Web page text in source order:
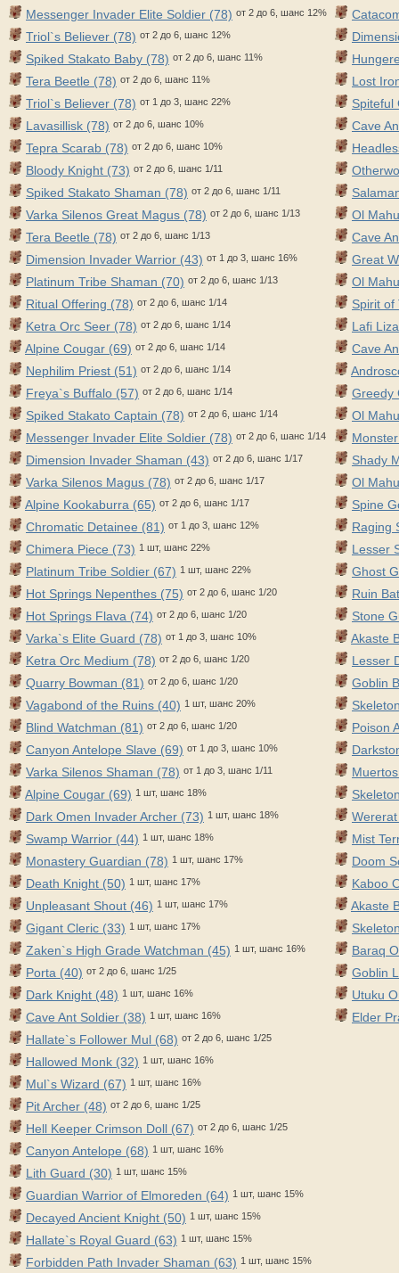
Messenger Invader Elite Soldier (78) от 2 до 6, шанс 12%
Triol`s Believer (78) от 2 до 6, шанс 12%
Spiked Stakato Baby (78) от 2 до 6, шанс 11%
Tera Beetle (78) от 2 до 6, шанс 11%
Triol`s Believer (78) от 1 до 3, шанс 22%
Lavasillisk (78) от 2 до 6, шанс 10%
Tepra Scarab (78) от 2 до 6, шанс 10%
Bloody Knight (73) от 2 до 6, шанс 1/11
Spiked Stakato Shaman (78) от 2 до 6, шанс 1/11
Varka Silenos Great Magus (78) от 2 до 6, шанс 1/13
Tera Beetle (78) от 2 до 6, шанс 1/13
Dimension Invader Warrior (43) от 1 до 3, шанс 16%
Platinum Tribe Shaman (70) от 2 до 6, шанс 1/13
Ritual Offering (78) от 2 до 6, шанс 1/14
Ketra Orc Seer (78) от 2 до 6, шанс 1/14
Alpine Cougar (69) от 2 до 6, шанс 1/14
Nephilim Priest (51) от 2 до 6, шанс 1/14
Freya`s Buffalo (57) от 2 до 6, шанс 1/14
Spiked Stakato Captain (78) от 2 до 6, шанс 1/14
Messenger Invader Elite Soldier (78) от 2 до 6, шанс 1/14
Dimension Invader Shaman (43) от 2 до 6, шанс 1/17
Varka Silenos Magus (78) от 2 до 6, шанс 1/17
Alpine Kookaburra (65) от 2 до 6, шанс 1/17
Chromatic Detainee (81) от 1 до 3, шанс 12%
Chimera Piece (73) 1 шт, шанс 22%
Platinum Tribe Soldier (67) 1 шт, шанс 22%
Hot Springs Nepenthes (75) от 2 до 6, шанс 1/20
Hot Springs Flava (74) от 2 до 6, шанс 1/20
Varka`s Elite Guard (78) от 1 до 3, шанс 10%
Ketra Orc Medium (78) от 2 до 6, шанс 1/20
Quarry Bowman (81) от 2 до 6, шанс 1/20
Vagabond of the Ruins (40) 1 шт, шанс 20%
Blind Watchman (81) от 2 до 6, шанс 1/20
Canyon Antelope Slave (69) от 1 до 3, шанс 10%
Varka Silenos Shaman (78) от 1 до 3, шанс 1/11
Alpine Cougar (69) 1 шт, шанс 18%
Dark Omen Invader Archer (73) 1 шт, шанс 18%
Swamp Warrior (44) 1 шт, шанс 18%
Monastery Guardian (78) 1 шт, шанс 17%
Death Knight (50) 1 шт, шанс 17%
Unpleasant Shout (46) 1 шт, шанс 17%
Gigant Cleric (33) 1 шт, шанс 17%
Zaken`s High Grade Watchman (45) 1 шт, шанс 16%
Porta (40) от 2 до 6, шанс 1/25
Dark Knight (48) 1 шт, шанс 16%
Cave Ant Soldier (38) 1 шт, шанс 16%
Hallate`s Follower Mul (68) от 2 до 6, шанс 1/25
Hallowed Monk (32) 1 шт, шанс 16%
Mul`s Wizard (67) 1 шт, шанс 16%
Pit Archer (48) от 2 до 6, шанс 1/25
Hell Keeper Crimson Doll (67) от 2 до 6, шанс 1/25
Canyon Antelope (68) 1 шт, шанс 16%
Lith Guard (30) 1 шт, шанс 15%
Guardian Warrior of Elmoreden (64) 1 шт, шанс 15%
Decayed Ancient Knight (50) 1 шт, шанс 15%
Hallate`s Royal Guard (63) 1 шт, шанс 15%
Forbidden Path Invader Shaman (63) 1 шт, шанс 15%
Lost
Spiteful
Cave
Ol
Cave
Great
Ol
Spirit of
Lafi
Cave
Greedy
Ol
Shady
Ol
Spine
Raging
Lesser
Ghost
Ruin
Stone
Akaste
Lesser
Goblin
Poison
Mist
Doom
Kaboo
Akaste
Baraq
Goblin
Utuku
Elder